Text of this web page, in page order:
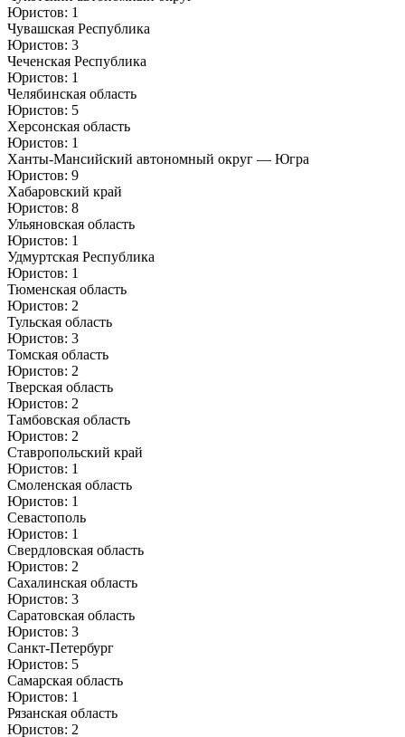
Юристов: 1
Чувашская Республика
Юристов: 3
Чеченская Республика
Юристов: 1
Челябинская область
Юристов: 5
Херсонская область
Юристов: 1
Ханты-Мансийский автономный округ — Югра
Юристов: 9
Хабаровский край
Юристов: 8
Ульяновская область
Юристов: 1
Удмуртская Республика
Юристов: 1
Тюменская область
Юристов: 2
Тульская область
Юристов: 3
Томская область
Юристов: 2
Тверская область
Юристов: 2
Тамбовская область
Юристов: 2
Ставропольский край
Юристов: 1
Смоленская область
Юристов: 1
Севастополь
Юристов: 1
Свердловская область
Юристов: 2
Сахалинская область
Юристов: 3
Саратовская область
Юристов: 3
Санкт-Петербург
Юристов: 5
Самарская область
Юристов: 1
Рязанская область
Юристов: 2